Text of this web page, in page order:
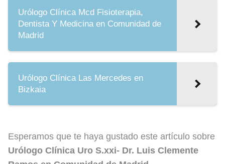
Urólogo Clínica Mcd Fisioterapia,
Dentista Y Medicina en Comunidad de
Madrid
Urólogo Clínica Las Mercedes en
Bizkaia
Esperamos que te haya gustado este artículo sobre
Urólogo Clínica Uro S.xxi- Dr. Luis Clemente